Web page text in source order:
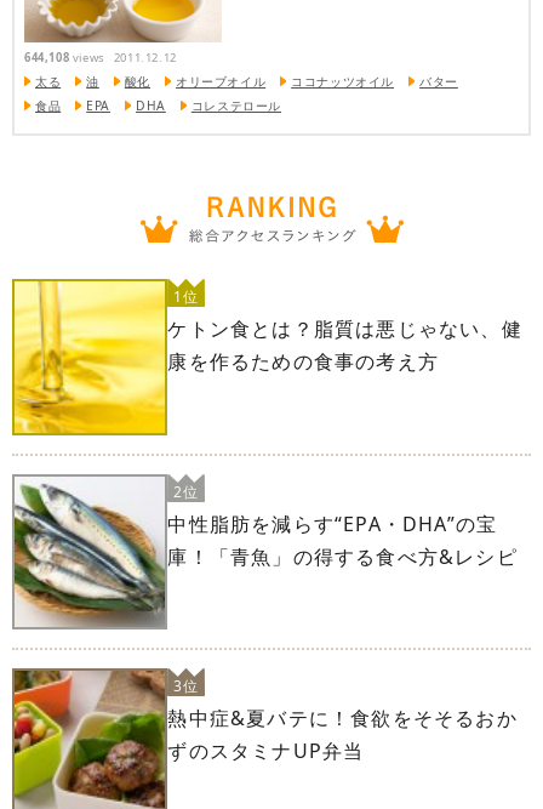
644,108 views 2011.12.12
太る 油 酸化 オリーブオイル ココナッツオイル
バター
食品
EPA DHA コレステロール
1位
ケトン食とは？脂質は悪じゃない、健
康を作るための食事の考え方
2位
中性脂肪を減らす“EPA・DHA”の宝
庫！「青魚」の得する食べ方&レシピ
3位
熱中症&夏バテに！食欲をそそるおか
ずのスタミナUP弁当